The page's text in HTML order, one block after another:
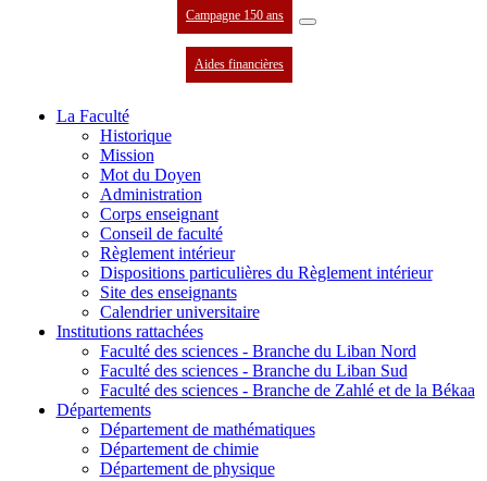
Campagne 150 ans
Aides financières
La Faculté
Historique
Mission
Mot du Doyen
Administration
Corps enseignant
Conseil de faculté
Règlement intérieur
Dispositions particulières du Règlement intérieur
Site des enseignants
Calendrier universitaire
Institutions rattachées
Faculté des sciences - Branche du Liban Nord
Faculté des sciences - Branche du Liban Sud
Faculté des sciences - Branche de Zahlé et de la Békaa
Départements
Département de mathématiques
Département de chimie
Département de physique